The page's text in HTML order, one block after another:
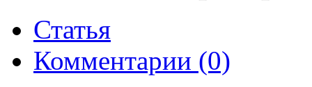
Статья
Комментарии (0)